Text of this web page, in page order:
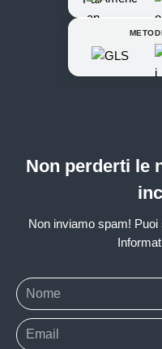
Non perderti le
Non inviamo spam!